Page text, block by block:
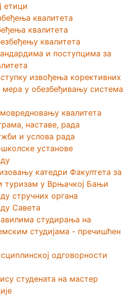
етици
квалитета
квалитета
квалитета
и поступцима за
извођења корективних
мера у обезбеђивању система
квалитета
наставе, рада
и услова рада
установе
катедри Факултета за
туризам у Врњачкој Бањи
стручних органа
Савета
студирања на
студијама - пречишћен
одговорности
студената на мастер